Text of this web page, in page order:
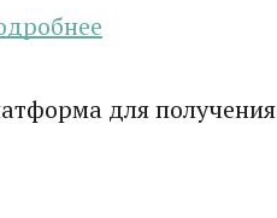
для